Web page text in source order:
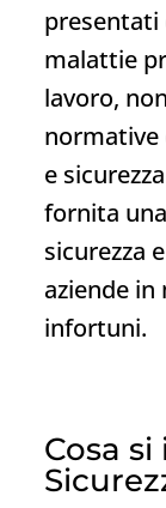
presentati
malattie
lavoro,
normative
e
fornita
sicurezza
aziende in
infortuni.
Cosa